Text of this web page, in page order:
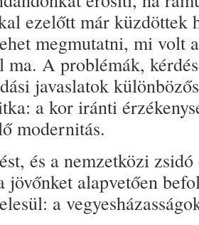
ezelőtt már
megmutatni, mi volt
ma. A problémák,
javaslatok
a kor iránti
modernitás.
és a nemzetközi
jövőnket alapvetően
a